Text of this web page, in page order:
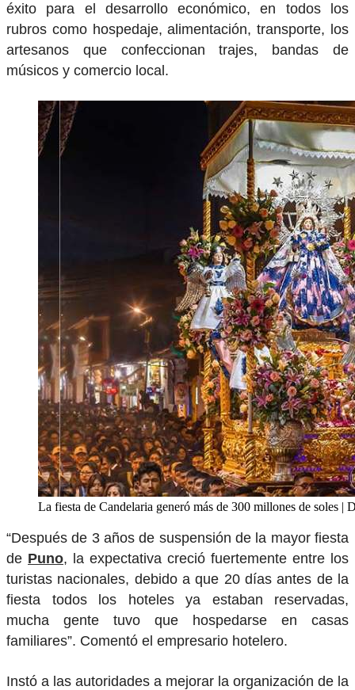
éxito para el desarrollo económico, en todos los
rubros como hospedaje, alimentación, transporte, los
artesanos que confeccionan trajes, bandas de
músicos y comercio local.
La fiesta de Candelaria generó más de 300 millones de soles |
“Después de 3 años de suspensión de la mayor fiesta
de Puno, la expectativa creció fuertemente entre los
turistas nacionales, debido a que 20 días antes de la
fiesta todos los hoteles ya estaban reservadas,
mucha gente tuvo que hospedarse en casas
familiares”. Comentó el empresario hotelero.
Instó a las autoridades a mejorar la organización de la